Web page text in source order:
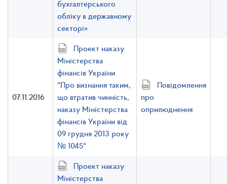
бухгалтерського
обліку в державному
секторі»
07.11.2016
Проект наказу
Міністерства
фінансів України
"Про визнання таким,
що втратив чинність,
наказу Міністерства
фінансів України від
09 грудня 2013 року
№ 1045"
Повідомлення
про
оприлюднення
Проект наказу
Міністерства